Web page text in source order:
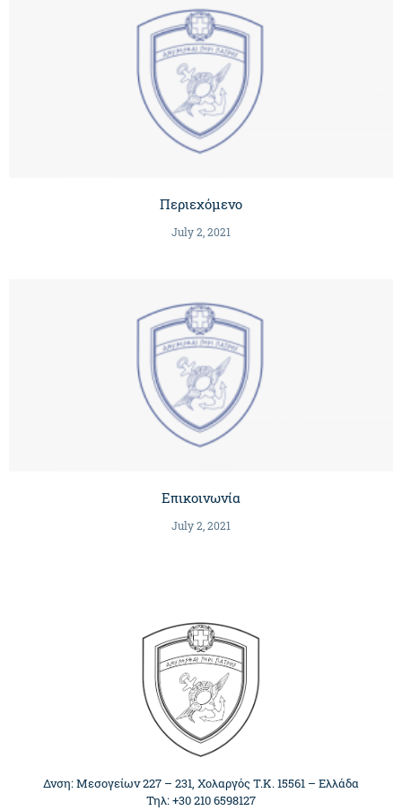
Περιεχόμενο
July 2, 2021
Επικοινωνία
July 2, 2021
Δνση: Μεσογείων 227 – 231, Χολαργός Τ.Κ. 15561 – Ελλάδα
Τηλ: +30 210 6598127